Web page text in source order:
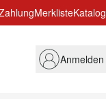
MerklisteKatalog
Anmelden